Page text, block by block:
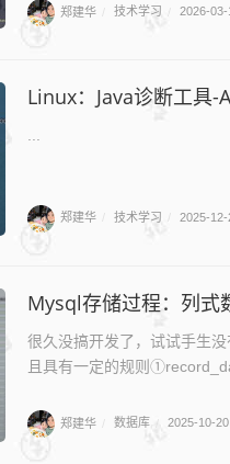
郑建华 技术学习 2026-03-
Linux：Java诊断工具-
郑建华 技术学习 2025-12-
Mysql存储过程：列式
很久没搞开发了，试试手生
且具有一定的规则
郑建华 数据库 / 2025-10-20